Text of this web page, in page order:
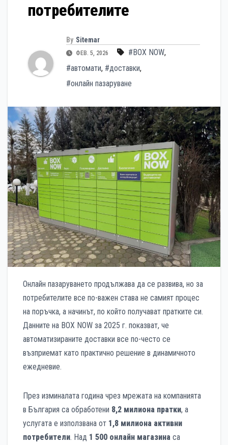
потребителите
By Sitemar
ФЕВ. 5, 2026 #BOX NOW,
#автомати, #доставки,
#онлайн пазаруване
Онлайн пазаруването продължава да се развива, но за
потребителите все по-важен става не самият процес
на поръчка, а начинът, по който получават пратките си.
Данните на BOX NOW за 2025 г. показват, че
автоматизираните доставки все по-често се
възприемат като практично решение в динамичното
ежедневие.
През изминалата година чрез мрежата на компанията
в България са обработени 8,2 милиона пратки, а
услугата е използвана от 1,8 милиона активни
потребители. Над 1 500 онлайн магазина са